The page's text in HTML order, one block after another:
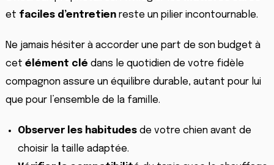
et faciles d’entretienreste un pilier incontournable.
Ne jamais hésiter à accorder une part de son budget à
cet élément clé dans le quotidien de votre fidèle
compagnon assure un équilibre durable, autant pour lui
que pour l’ensemble de la famille.
Observer les habitudesde votre chien avant de
choisir la taille adaptée.